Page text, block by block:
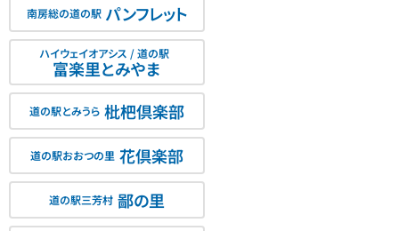
南房総の道の駅 パンフレット
ハイウェイオアシス / 道の駅
富楽里とみやま
道の駅とみうら 枇杷倶楽部
道の駅おおつの里 花倶楽部
道の駅三芳村 鄙の里